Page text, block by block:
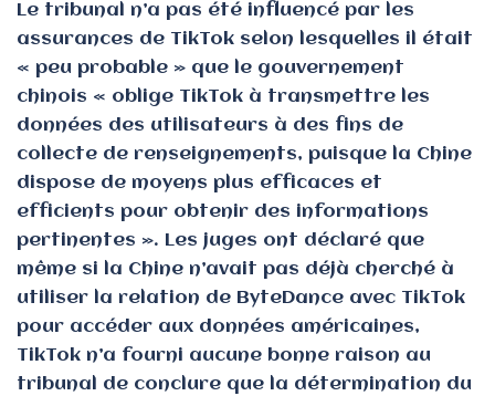
Le tribunal n’a pas été influencé par les
assurances de TikTok selon lesquelles il était
« peu probable » que le gouvernement
chinois « oblige TikTok à transmettre les
données des utilisateurs à des fins de
collecte de renseignements, puisque la Chine
dispose de moyens plus efficaces et
efficients pour obtenir des informations
pertinentes ». Les juges ont déclaré que
même si la Chine n’avait pas déjà cherché à
utiliser la relation de ByteDance avec TikTok
pour accéder aux données américaines,
TikTok n’a fourni aucune bonne raison au
tribunal de conclure que la détermination du